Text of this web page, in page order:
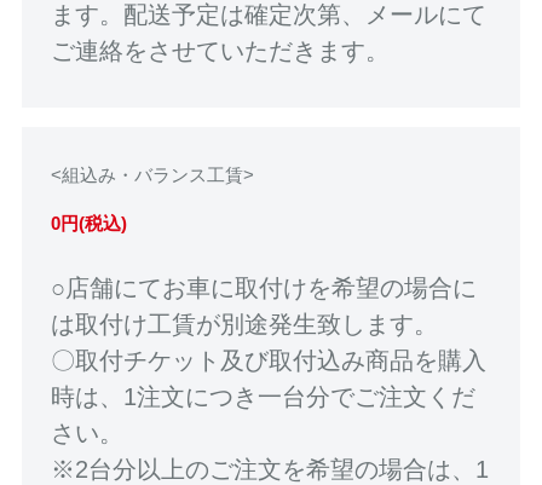
ます。配送予定は確定次第、メールにて
ご連絡をさせていただきます。
<組込み・バランス工賃>
0円(税込)
○店舗にてお車に取付けを希望の場合に
は取付け工賃が別途発生致します。
〇取付チケット及び取付込み商品を購入
時は、1注文につき一台分でご注文くだ
さい。
※2台分以上のご注文を希望の場合は、1